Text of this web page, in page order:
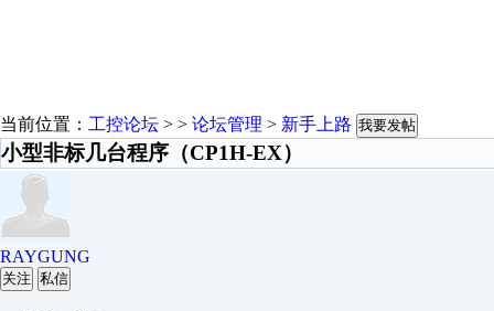
当前位置： 工控论坛 > > 论坛管理 > 新手上路 我要发帖
小型非标几台程序（CP1H-EX）
RAYGUNG
关注 私信